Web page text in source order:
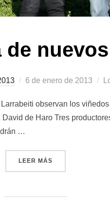
de
Publicado
6 de enero de 2013
observan los
de Haro Tres
…
LEER MÁS